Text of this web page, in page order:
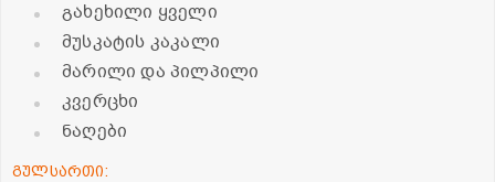
გახეხილი ყველი
მუსკატის კაკალი
მარილი და პილპილი
კვერცხი
ნაღები
გულსართი: